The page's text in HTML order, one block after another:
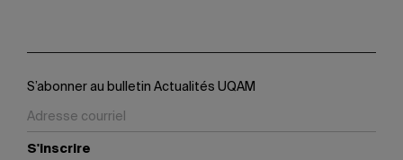
S’abonner au bulletin Actualités UQAM
S'inscrire